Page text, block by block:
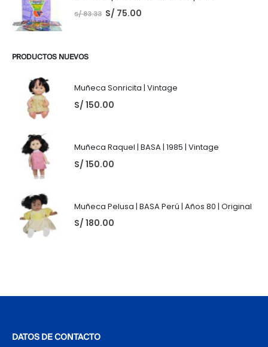
S/83.33 S/ 75.00
PRODUCTOS NUEVOS
Muñeca Sonricita | Vintage
S/ 150.00
Muñeca Raquel | BASA | 1985 | Vintage
S/ 150.00
Muñeca Pelusa | BASA Perú | Años 80 | Original
S/ 180.00
DATOS DE CONTACTO